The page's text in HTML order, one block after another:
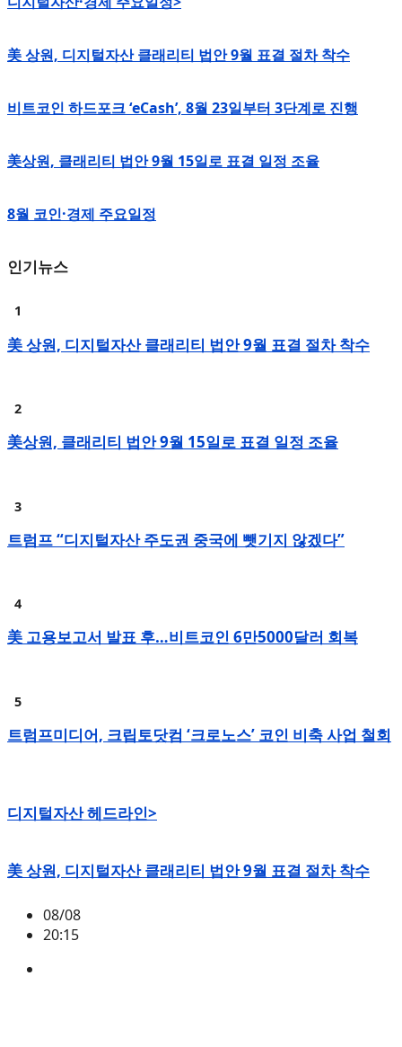
美 상원, 디지털자산 클래리티 법안 9월 표결 절차 착수
비트코인 하드포크 ‘eCash’, 8월 23일부터 3단계로 진행
美상원, 클래리티 법안 9월 15일로 표결 일정 조율
8월 코인·경제 주요일정
인기뉴스
美 상원, 디지털자산 클래리티 법안 9월 표결 절차 착수
美상원, 클래리티 법안 9월 15일로 표결 일정 조율
트럼프 “디지털자산 주도권 중국에 뺏기지 않겠다”
美 고용보고서 발표 후…비트코인 6만5000달러 회복
트럼프미디어, 크립토닷컴 ‘크로노스’ 코인 비축 사업 철회
디지털자산 헤드라인>
美 상원, 디지털자산 클래리티 법안 9월 표결 절차 착수
08/08
20:15